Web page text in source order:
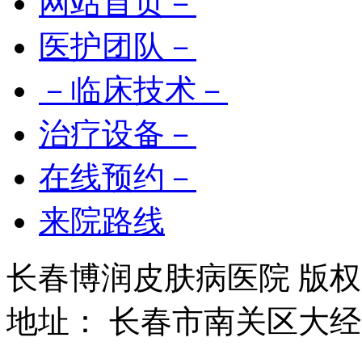
医护团队－
－临床技术－
治疗设备－
在线预约－
来院路线
长春博润皮肤病医院 版
地址： 长春市南关区大